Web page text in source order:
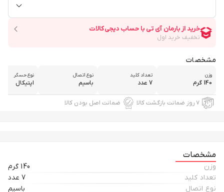
مشخصات
وزن
140 گرم
تعداد کلید
7 عدد
نوع اتصال
باسیم
نوع حسگر
اپتیکال
۷ روز ضمانت بازگشت کالا ضمانت اصل بودن کالا
مشخصات
وزن
140 گرم
تعداد کلید
7 عدد
نوع اتصال
باسیم